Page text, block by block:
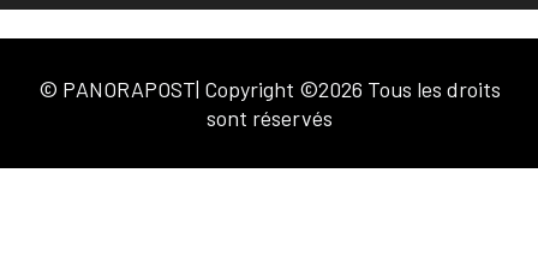
© PANORAPOST| Copyright ©2026 Tous les droits
sont réservés